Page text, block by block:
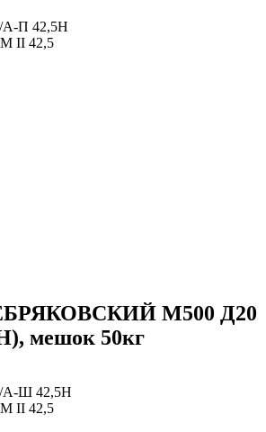
П 42,5Н
II 42,5
М500 Д20
мешок 50кг
Ш 42,5Н
II 42,5